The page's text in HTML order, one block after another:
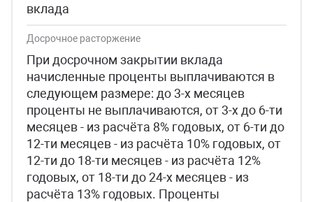
вклада
Досрочное расторжение
При досрочном закрытии вклада
начисленные проценты выплачиваются в
следующем размере: до 3-х месяцев
проценты не выплачиваются, от 3-х до 6-ти
месяцев - из расчёта 8% годовых, от 6-ти до
12-ти месяцев - из расчёта 10% годовых, от
12-ти до 18-ти месяцев - из расчёта 12%
годовых, от 18-ти до 24-х месяцев - из
расчёта 13% годовых. Проценты